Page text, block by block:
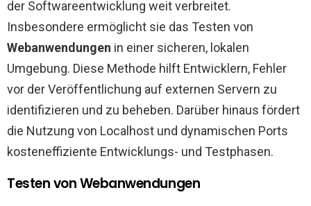
der Softwareentwicklung weit verbreitet.
Insbesondere ermöglicht sie das Testen von
Webanwendungen in einer sicheren, lokalen
Umgebung. Diese Methode hilft Entwicklern, Fehler
vor der Veröffentlichung auf externen Servern zu
identifizieren und zu beheben. Darüber hinaus fördert
die Nutzung von Localhost und dynamischen Ports
kosteneffiziente Entwicklungs- und Testphasen.
Testen von Webanwendungen